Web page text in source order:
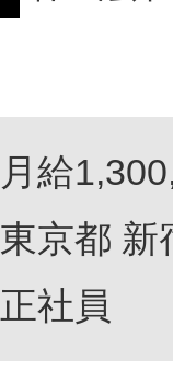
月給
東京都 新
正社員